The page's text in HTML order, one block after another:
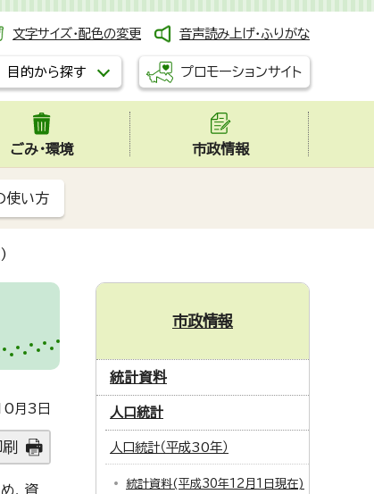
文字サイズ・配色の変更 音声読み上げ・ふりがな
目的から探す プロモーションサイト
ごみ・環境 市政情報
使い方
月3日
、資
市政情報
統計資料
人口統計
人口統計（平成30年）
統計資料(平成30年12月1日現在)